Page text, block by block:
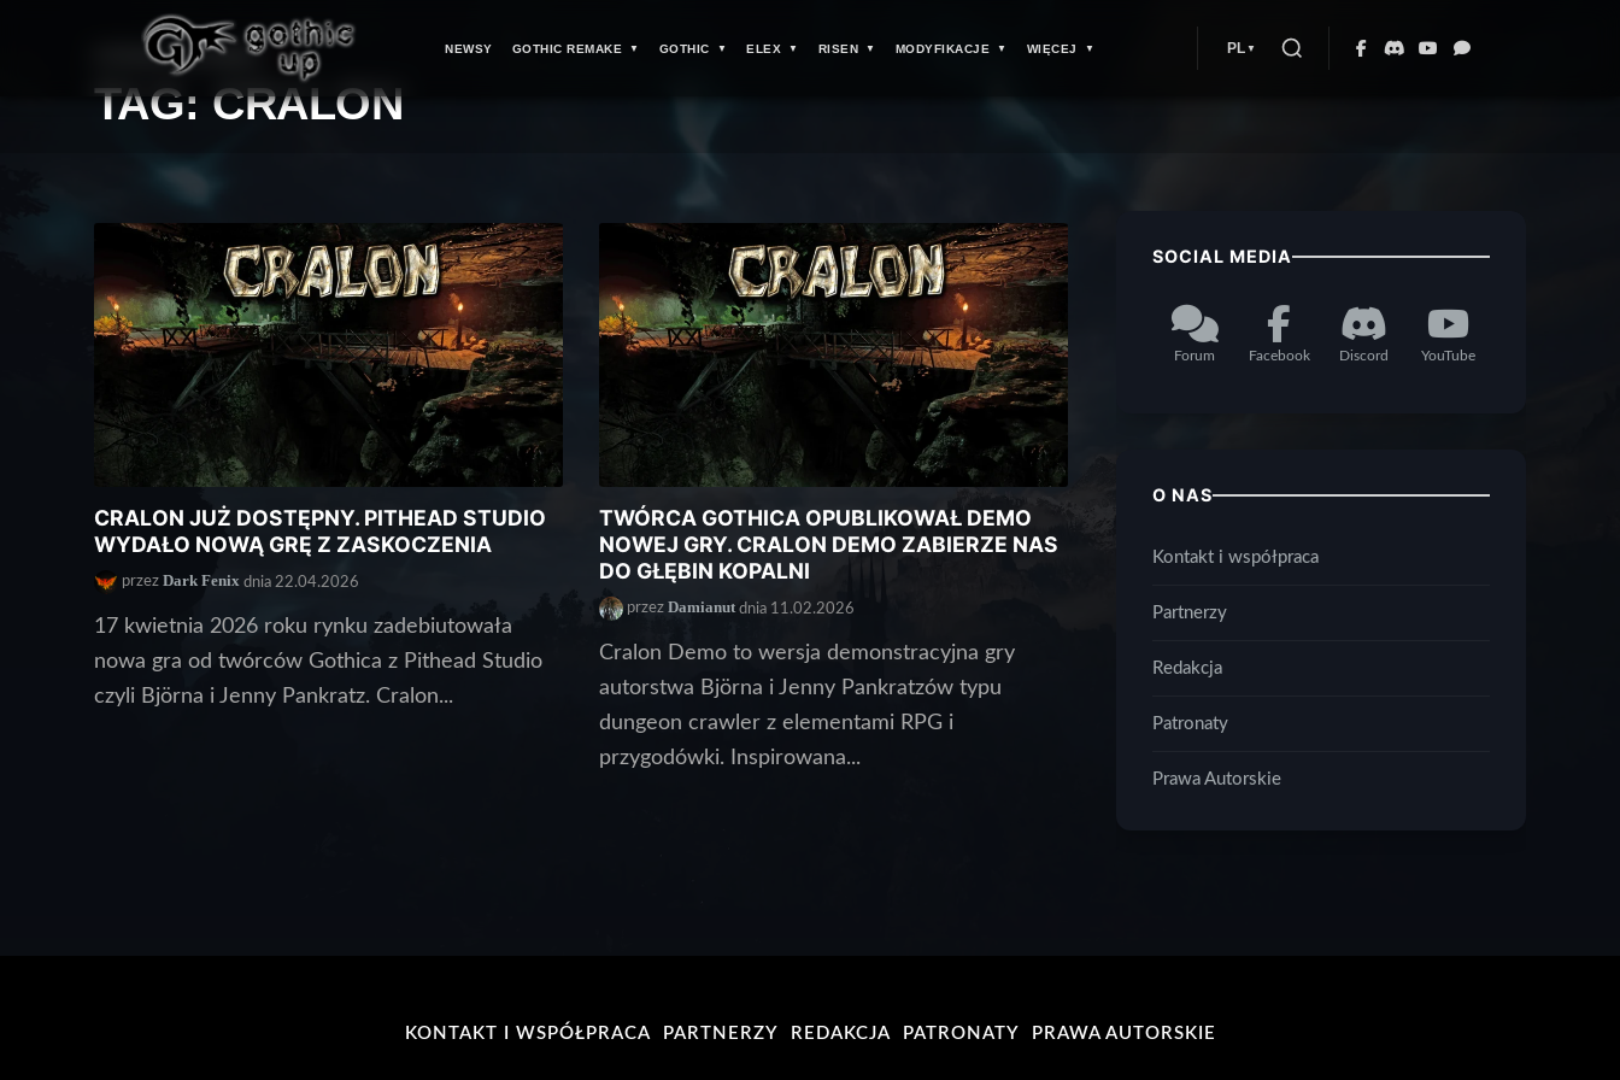
NEWSY GOTHIC REMAKE GOTHIC ELEX RISEN MODYFIKACJE WIĘCEJ PL
STRONA GŁÓWNA >
TAG: CRALON
CRALON JUŻ DOSTĘPNY. PITHEAD STUDIO
WYDAŁO NOWĄ GRĘ Z ZASKOCZENIA
przez Dark Fenixdnia 22.04.2026
17 kwietnia 2026 roku rynku zadebiutowała
nowa gra od twórców Gothica z Pithead Studio
czyli Björna i Jenny Pankratz. Cralon...
TWÓRCA GOTHICA OPUBLIKOWAŁ DEMO
NOWEJ GRY. CRALON DEMO ZABIERZE NAS
DO GŁĘBIN KOPALNI
przez Damianutdnia 11.02.2026
Cralon Demo to wersja demonstracyjna gry
autorstwa Björna i Jenny Pankratzów typu
dungeon crawler z elementami RPG i
przygodówki. Inspirowana...
SOCIAL MEDIA
Forum Facebook Discord YouTube
O NAS
Kontakt i współpraca
Partnerzy
Redakcja
Patronaty
Prawa Autorskie
KONTAKT I WSPÓŁPRACA PARTNERZY REDAKCJA PATRONATY PRAWA AUTORSKIE